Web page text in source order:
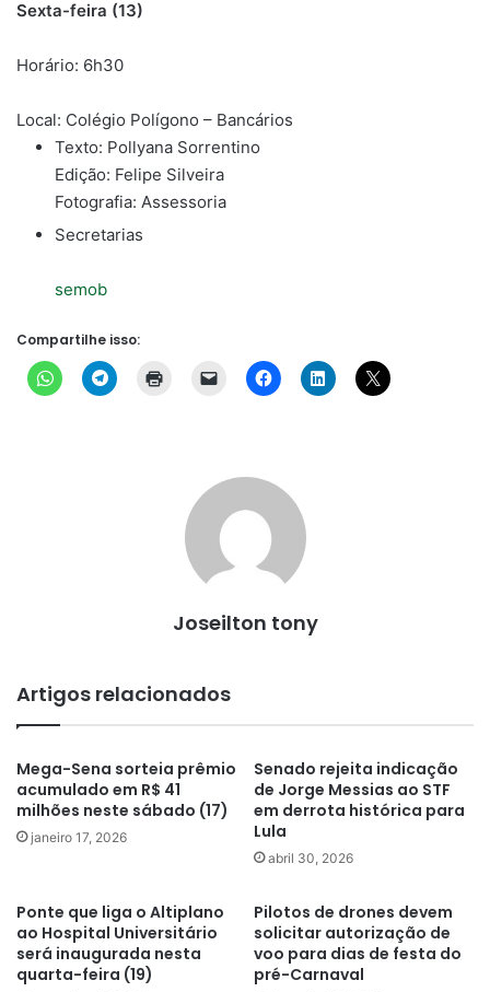
Sexta-feira (13)
Horário: 6h30
Local: Colégio Polígono – Bancários
Texto: Pollyana Sorrentino
Edição: Felipe Silveira
Fotografia: Assessoria
Secretarias
semob
Compartilhe isso:
Joseilton tony
Artigos relacionados
Mega-Sena sorteia prêmio
acumulado em R$ 41
milhões neste sábado (17)
janeiro 17, 2026
Senado rejeita indicação
de Jorge Messias ao STF
em derrota histórica para
Lula
abril 30, 2026
Ponte que liga o Altiplano
ao Hospital Universitário
será inaugurada nesta
quarta-feira (19)
Pilotos de drones devem
solicitar autorização de
voo para dias de festa do
pré-Carnaval